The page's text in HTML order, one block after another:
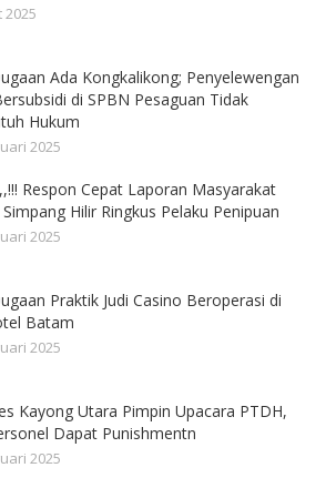
2025
Ada Kongkalikong; Penyelewengan
di SPBN Pesaguan Tidak
Hukum
2025
Respon Cepat Laporan Masyarakat
Hilir Ringkus Pelaku Penipuan
2025
Praktik Judi Casino Beroperasi di
Batam
2025
Kayong Utara Pimpin Upacara PTDH,
Dapat Punishmentn
2025